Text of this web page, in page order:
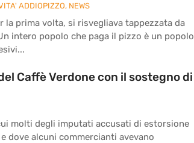
ADDIOPIZZO, NEWS
la prima volta, si risvegliava tappezzata da
intero popolo che paga il pizzo è un popolo
Caffè Verdone con il sostegno di
molti degli imputati accusati di estorsione
dove alcuni commercianti avevano